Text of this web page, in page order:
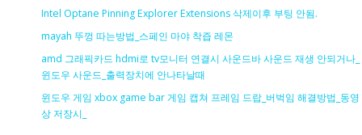
Intel Optane Pinning Explorer Extensions 삭제이후 부팅 안됨.
mayah 뚜껑 따는방법_스페인 마야 착즙 레몬
amd 그래픽카드 hdmi로 tv모니터 연결시 사운드바 사운드 재생 안되거나_
윈도우 사운드_출력장치에 안나타날때
윈도우 게임 xbox game bar 게임 캡쳐 프레임 드랍_버벅임 해결방법_동영
상 저장시_